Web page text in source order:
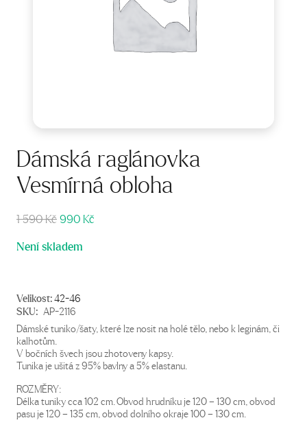
Dámská raglánovka
Vesmírná obloha
1 590KčPůvodní
byla:
990 Kč
Není skladem
Velikost:42-46
SKU: AP-2116
Dámské tuniko/šaty, které lze nosit na holé tělo, nebo k leginám, či
kalhotům.
V bočních švech jsou zhotoveny kapsy.
Tunika je ušitá z 95% bavlny a 5% elastanu.
ROZMĚRY:
Délka tuniky cca 102 cm. Obvod hrudníku je 120 – 130 cm, obvod
pasu je 120 – 135 cm, obvod dolního okraje 100 – 130 cm.